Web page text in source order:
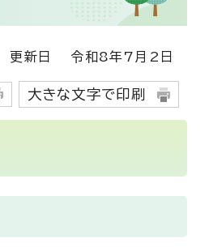
更新日 令和8年7月2日
大きな文字で印刷